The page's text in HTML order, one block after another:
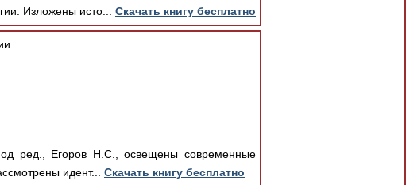
Изложены исто... Скачать книгу бесплатно
ред., Егоров Н.С., освещены современные
идент... Скачать книгу бесплатно